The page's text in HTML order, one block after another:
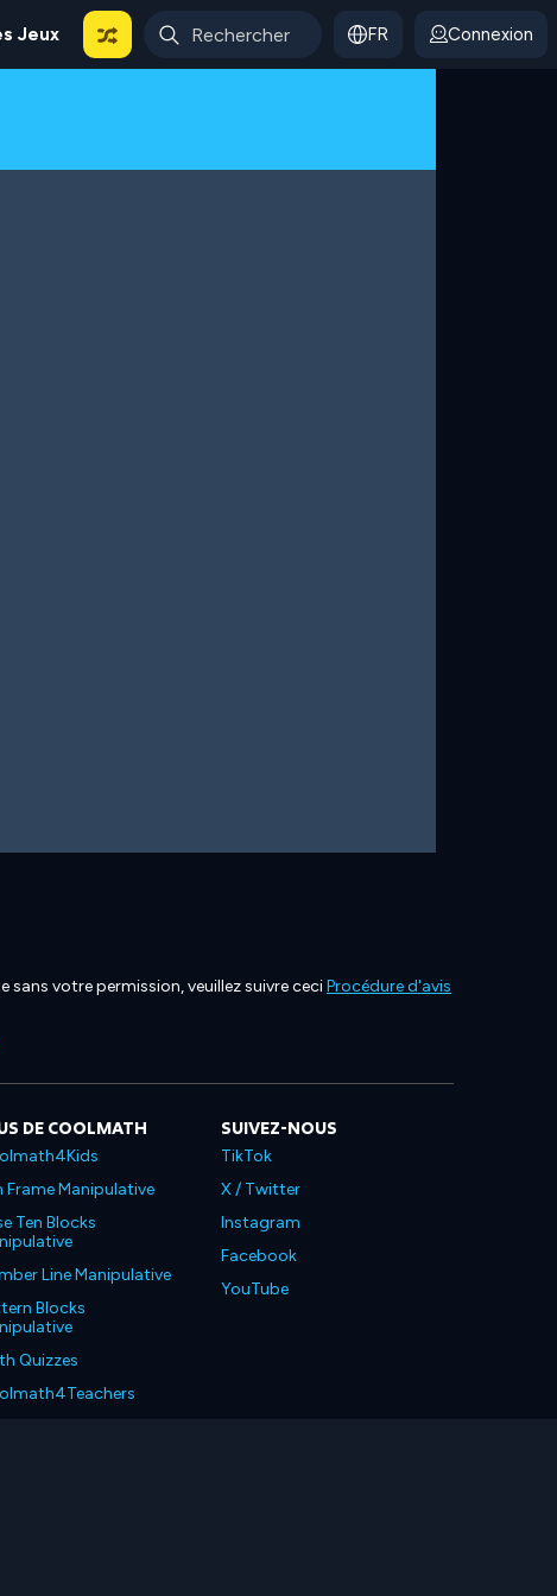
Jeux FR Connexion
votre permission, veuillez suivre ceciProcédure d'avis
DE COOLMATH
Frame Manipulative
Ten Blocks
Line Manipulative
Blocks
Quizzes
SUIVEZ-NOUS
TikTok
X / Twitter
Instagram
Facebook
YouTube